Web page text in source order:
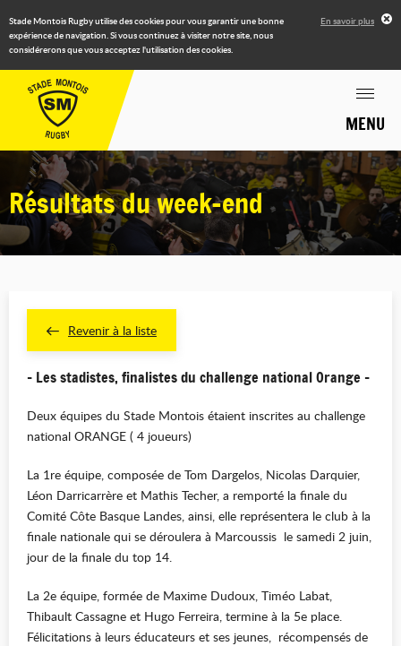
Stade Montois Rugby utilise des cookies pour vous garantir une bonne
expérience de navigation. Si vous continuez à visiter notre site, nous
considérerons que vous acceptez l'utilisation des cookies.
En savoir plus
MENU
Résultats du week-end
Revenir à la liste
- Les stadistes, finalistes du challenge national Orange -
Deux équipes du Stade Montois étaient inscrites au challenge
national ORANGE ( 4 joueurs)
La 1re équipe, composée de Tom Dargelos, Nicolas Darquier,
Léon Darricarrère et Mathis Techer, a remporté la finale du
Comité Côte Basque Landes, ainsi, elle représentera le club à la
finale nationale qui se déroulera à Marcoussis le samedi 2 juin,
jour de la finale du top 14.
La 2e équipe, formée de Maxime Dudoux, Timéo Labat,
Thibault Cassagne et Hugo Ferreira, termine à la 5e place.
Félicitations à leurs éducateurs et ses jeunes, récompensés de